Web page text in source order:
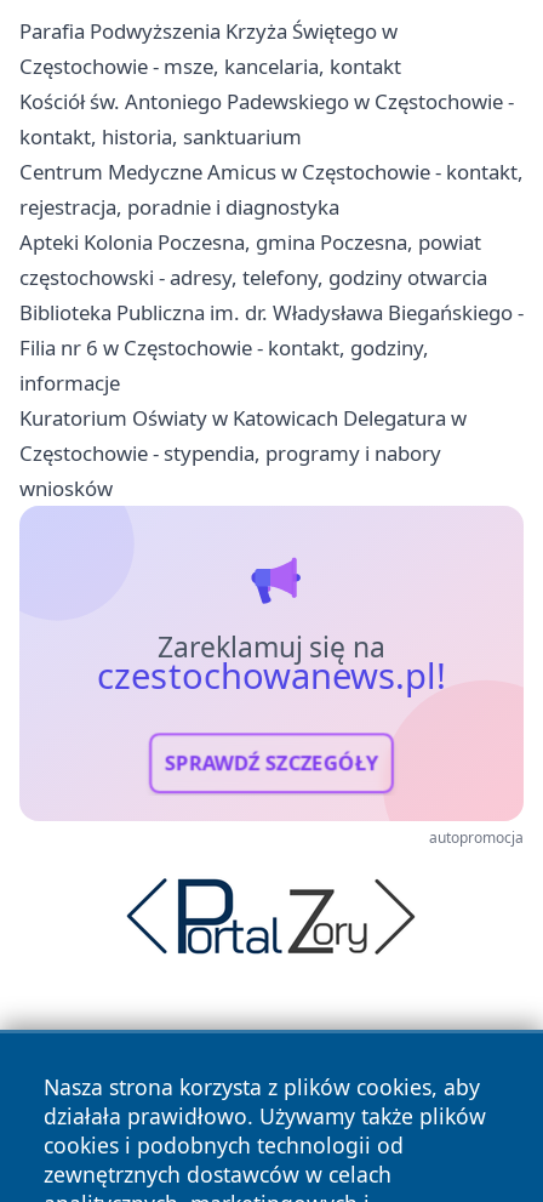
Parafia Podwyższenia Krzyża Świętego w
Częstochowie - msze, kancelaria, kontakt
Kościół św. Antoniego Padewskiego w Częstochowie -
kontakt, historia, sanktuarium
Centrum Medyczne Amicus w Częstochowie - kontakt,
rejestracja, poradnie i diagnostyka
Apteki Kolonia Poczesna, gmina Poczesna, powiat
częstochowski - adresy, telefony, godziny otwarcia
Biblioteka Publiczna im. dr. Władysława Biegańskiego -
Filia nr 6 w Częstochowie - kontakt, godziny,
informacje
Kuratorium Oświaty w Katowicach Delegatura w
Częstochowie - stypendia, programy i nabory
wniosków
Zareklamuj się na
czestochowanews.pl!
SPRAWDŹ SZCZEGÓŁY
autopromocja
Nasza strona korzysta z plików cookies, aby
działała prawidłowo. Używamy także plików
cookies i podobnych technologii od
zewnętrznych dostawców w celach
Copyright © 2026 czestochowanews.pl Wszystkie prawa
zastrzeżone.